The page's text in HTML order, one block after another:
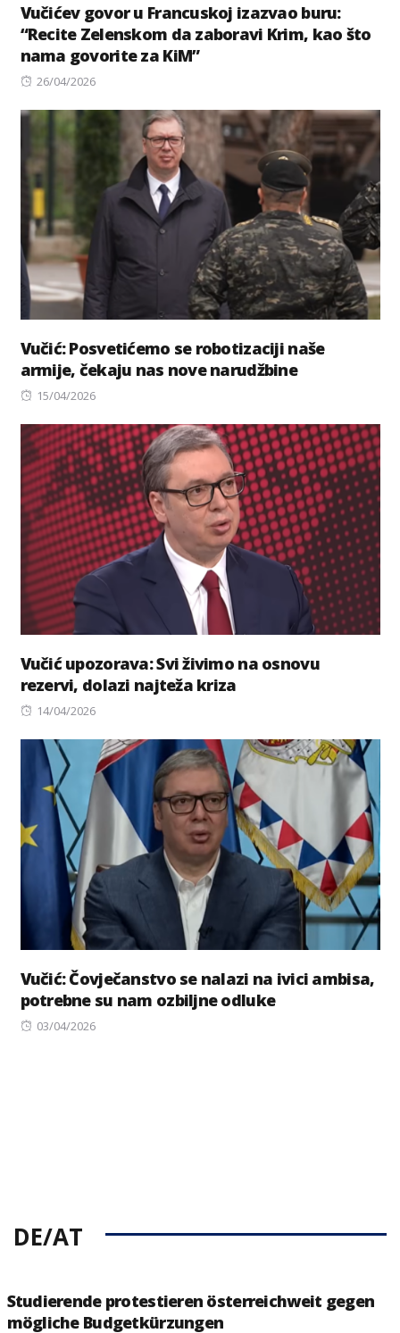
Vučićev govor u Francuskoj izazvao buru:
“Recite Zelenskom da zaboravi Krim, kao što
nama govorite za KiM”
Posted
26/04/2026
Vučić: Posvetićemo se robotizaciji naše
armije, čekaju nas nove narudžbine
Posted
15/04/2026
Vučić upozorava: Svi živimo na osnovu
rezervi, dolazi najteža kriza
Posted
14/04/2026
Vučić: Čovječanstvo se nalazi na ivici ambisa,
potrebne su nam ozbiljne odluke
Posted
03/04/2026
DE/AT
Studierende protestieren österreichweit gegen
mögliche Budgetkürzungen